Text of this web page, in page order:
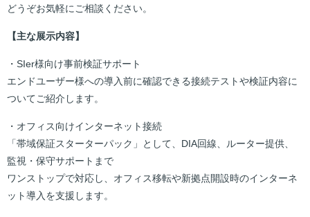
どうぞお気軽にご相談ください。
【主な展示内容】
・SIer様向け事前検証サポート
エンドユーザー様への導入前に確認できる接続テストや検証内容に
ついてご紹介します。
・オフィス向けインターネット接続
「帯域保証スターターパック」として、DIA回線、ルーター提供、
監視・保守サポートまで
ワンストップで対応し、オフィス移転や新拠点開設時のインターネ
ット導入を支援します。